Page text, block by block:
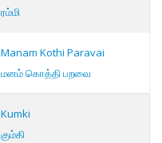
ரம்மி
Manam Kothi Paravai
மனம் கொத்தி பறவை
Kumki
கும்கி